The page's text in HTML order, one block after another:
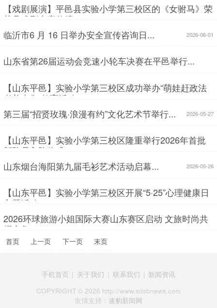
【戏剧展演】平邑县实验小学第三校区的《女驸马》荣
获县戏剧大赛佳绩...
临沂市6 月 16 日举办安全宣传咨询日... 2026-06-01
山东省第26届运动会竞速小轮车决赛在平邑举行...
【山东平邑】实验小学第三校区成功举办“萌娃赶政法
孝善大集”教育活动...
第三届“招贤玫瑰·浪漫有约”文化艺术节举行... 2026-05-27
【山东平邑】实验小学第三校区隆重举行2026年首批
新队员入队仪式...
山东烟台海阳第九届毛衫艺术活动启幕... 2026-05-26
【山东平邑】实验小学第三校区开展“5·25”心理健康日
主题活动...
2026环球旅游小姐国际大赛山东赛区启动 文旅时尚共
耀齐鲁...
首页 上一页 下一页 末页
手机首页 | 关于我们 | 联系我们 | 新闻资讯
COPYRIGHT © 2026 http://www.sdsbnews.com
友情支持： 速豹新闻网